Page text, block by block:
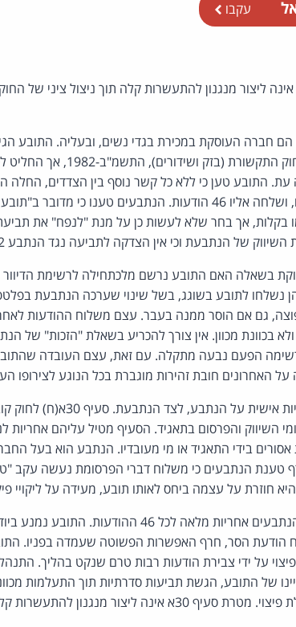
עקבו
ליצור מנגנון להתעשרות קלה תוך ניצול ציני של
חברה העוסקת במכירת בגדי נשים, ובעליה. התובע
להפרת סעיף 30א לחוק
התובע טען כי ללא כל קשר נוסף בין הצדדים, החלה
בדוא"ל, ללא הסכמתו, ושלחה אליו 46 הודעות. הנתבעים
בקלות, אך בחר שלא לעשות כן על מנת "לנפח" את
השיווק של הנתבעת וכי אין הצדקה לתביעה נגד הנתבע 2.
בשאלה האם התובע נרשם מלכתחילה לרשימת
נשלחו לתובע בשוגג, בשל שינוי שערכה הנתבעת
גם אם הוסר ממנה בעבר. עצם משלוח ההודעות
בכוונת מכוון. אין צורך להכריע בשאלת "הזכות" של
הפעם נבעה מתקלה. עם זאת, עצם העובדה
האחרונים חובת זהירות מוגברת בכל הנוגע לצירופו
יש מקום להטיל אחריות
השיווק והפרסום בתאגיד. הסעיף מטיל עליהם אחריות
בידי התאגיד או מי מעובדיו. הנתבע הוא בעל
טענת הנתבעים כי משלוח דברי הפרסומת נעשה עקב
חוזרת על עצמה ביחס לאותו תובע, מעידה על ליקויי
אין מקום להטיל על הנתבעים אחריות מלאה
הודעת הסר, חרף האפשרות הפשוטה שעמדה בפניו.
על ידי צבירת הודעות רבות טרם שנקט בהליך.
של התובע, הגשת תביעות סדרתיות תוך התעלמות
מנגנון להתעשרות קלה תוך ניצול ציני של החוק.